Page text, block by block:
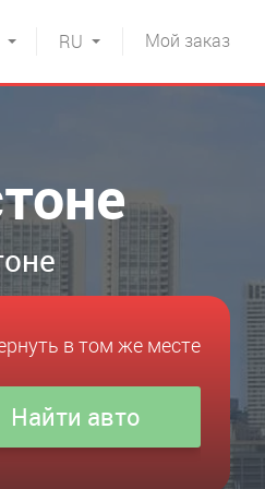
Мой заказ
RU
в том же месте